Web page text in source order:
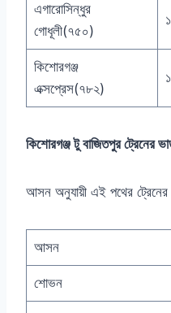
এগারোসিন্ধুর
গোধূলী(৭৫০)
কিশোরগঞ্জ
এক্সপ্রেস(৭৮২)
কিশোরগঞ্জ টু বাজিতপুর ট্রেনের
আসন অনুযায়ী এই পথের ট্রেনের
আসন
শোভন